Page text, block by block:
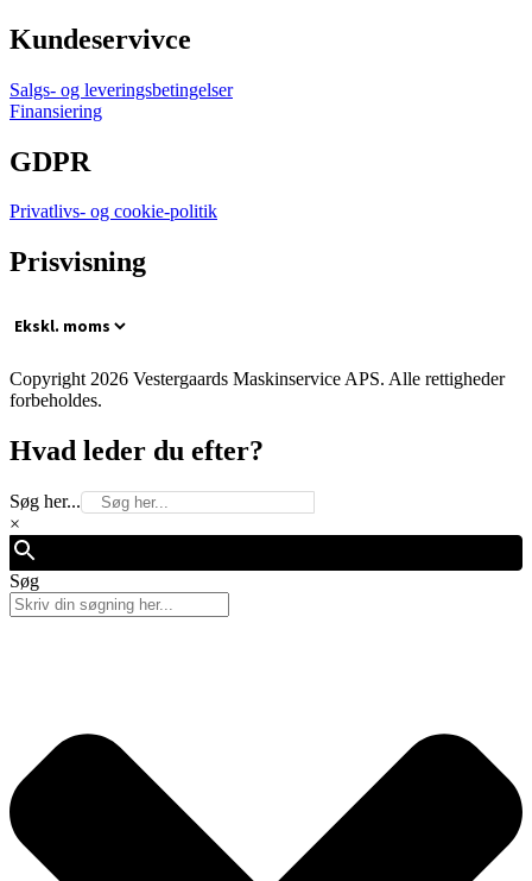
Kundeservivce
Salgs- og leveringsbetingelser
Finansiering
GDPR
Privatlivs- og cookie-politik
Prisvisning
Copyright 2026 Vestergaards Maskinservice APS. Alle rettigheder
forbeholdes.
Hvad leder du efter?
Søg her...
×
Søg